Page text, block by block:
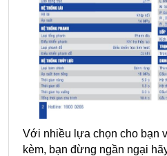
Với nhiều lựa chọn cho bạn
kèm, bạn đừng ngần ngại